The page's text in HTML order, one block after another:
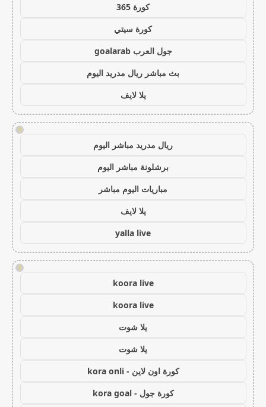
كورة 365
كورة سيتي
جول العرب goalarab
بث مباشر ريال مدريد اليوم
يلا لايف
!
ريال مدريد مباشر اليوم
برشلونة مباشر اليوم
مباريات اليوم مباشر
يلا لايف
yalla live
!
koora live
koora live
يلا شوت
يلا شوت
كورة اون لاين - kora onli
كورة جول - kora goal